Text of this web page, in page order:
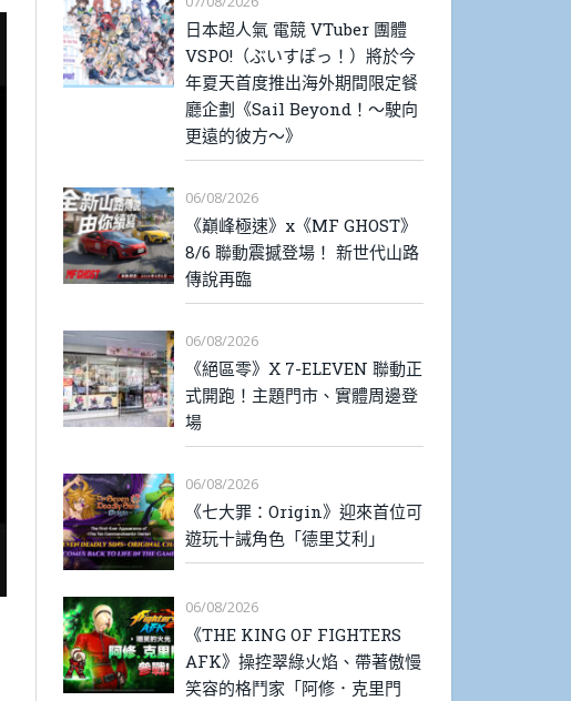
日本超人氣 電競 VTuber 團體
VSPO!（ぶいすぽっ！）將於今
年夏天首度推出海外期間限定餐
廳企劃《Sail Beyond！～駛向
更遠的彼方～》
06/08/2026
《巔峰極速》x《MF GHOST》
8/6 聯動震撼登場！ 新世代山路
傳說再臨
06/08/2026
《絕區零》X 7-ELEVEN 聯動正
式開跑！主題門市、實體周邊登
場
06/08/2026
《七大罪：Origin》迎來首位可
遊玩十誡角色「德里艾利」
06/08/2026
《THE KING OF FIGHTERS
AFK》操控翠綠火焰、帶著傲慢
笑容的格鬥家「阿修．克里門